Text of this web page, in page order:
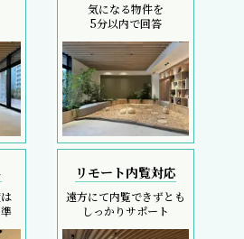
気になる物件を
5分以内で回答
リモート内覧対応
遠方にて内覧できずとも
しっかりサポート